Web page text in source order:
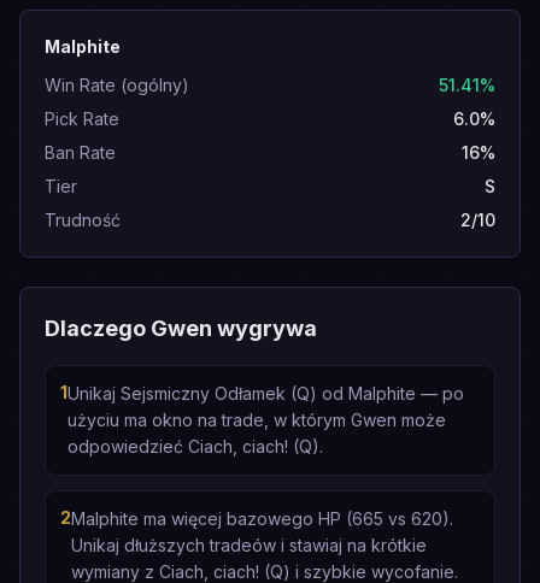
Malphite
Win Rate (ogólny)
51.41%
Pick Rate
6.0%
Ban Rate
16%
Tier
S
Trudność
2/10
Dlaczego Gwen wygrywa
1Unikaj Sejsmiczny Odłamek (Q) od Malphite — po
użyciu ma okno na trade, w którym Gwen może
odpowiedzieć Ciach, ciach! (Q).
2Malphite ma więcej bazowego HP (665 vs 620).
Unikaj dłuższych tradeów i stawiaj na krótkie
wymiany z Ciach, ciach! (Q) i szybkie wycofanie.